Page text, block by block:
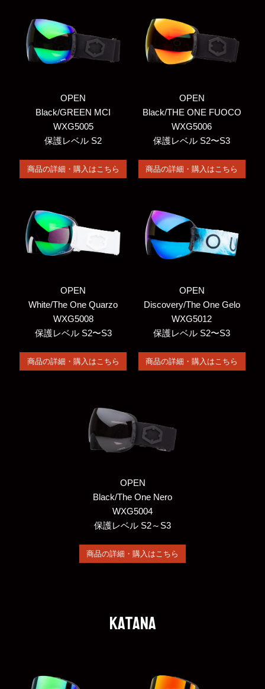
OPEN
Black/GREEN MCI
WXG5005
保護レベル S2
商品の詳細・購入はこちら
OPEN
Black/THE ONE FUOCO
WXG5006
保護レベル S2〜S3
商品の詳細・購入はこちら
OPEN
White/The One Quarzo
WXG5008
保護レベル S2〜S3
商品の詳細・購入はこちら
OPEN
Discovery/The One Gelo
WXG5012
保護レベル S2〜S3
商品の詳細・購入はこちら
OPEN
Black/The One Nero
WXG5004
保護レベル S2～S3
商品の詳細・購入はこちら
KATANA